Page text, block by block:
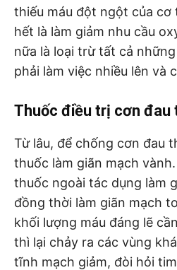
thiếu máu đột ngột của
hết là làm giảm nhu cầu
nữa là loại trừ tất cả
phải làm việc nhiều lên và
Thuốc điều trị cơn đau
Từ lâu, để chống cơn đau
thuốc làm giãn mạch
thuốc ngoài tác dụng làm
đồng thời làm giãn mạch
khối lượng máu đáng lẽ
thì lại chảy ra các vùng
tĩnh mạch giảm, đòi hỏi